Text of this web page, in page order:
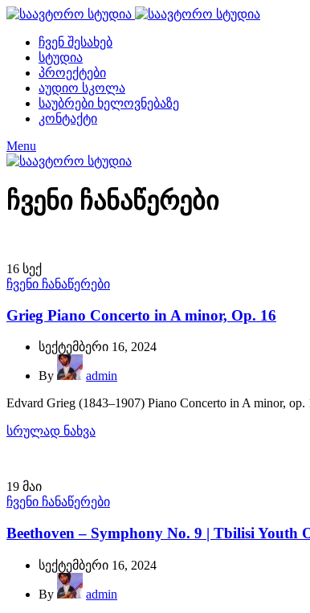
ჩვენ შესახებ
სტუდია
პროექტები
აუდიო სკოლა
საუბრები ხელოვნებაზე
კონტაქტი
Menu
ჩვენი ჩანაწერები
16 სექ
ჩვენი ჩანაწერები
Grieg Piano Concerto in A minor, Op. 16
სექტემბერი 16, 2024
By
admin
Edvard Grieg (1843–1907) Piano Concerto in A minor,
სრულად ნახვა
19 მაი
ჩვენი ჩანაწერები
Beethoven – Symphony No. 9 | Tbilisi
სექტემბერი 16, 2024
By
admin